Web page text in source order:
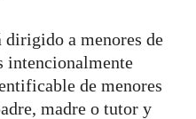
a menores de
intencionalmente
de menores
madre o tutor y